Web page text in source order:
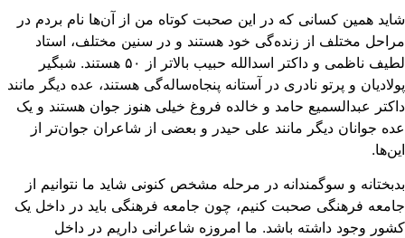
همین کسانی که در این صحبت کوتاه من از آن‌ها نام بردم در
مختلف از زنده‌گی خود هستند و در سنین مختلف، استاد
لطیف ناظمی و داکتر اسدالله حبیب بالاتر از ۵۰ هستند. شبگیر
و پرتو نادری در آستانه‌ پنجاه‌ساله‌گی هستند،‌ عده‌ دیگر مانند
عبدالسمیع حامد و خالده فروغ خیلی هنوز جوان هستند و یک
جوانان دیگر مانند علی‌ حیدر و بعضی از شاعران جوان‌تر از
و سوگمندانه در مرحله مشخص کنونی شاید ما نتوانیم از
فرهنگی صحبت کنیم، چون جامعه فرهنگی باید در داخل یک
وجود داشته باشد. ما امروزه شاعرانی داریم در داخل